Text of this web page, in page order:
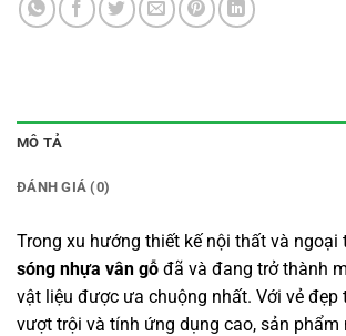
MÔ TẢ
ĐÁNH GIÁ (0)
Trong xu hướng thiết kế nội thất và ngoại
sóng nhựa vân gỗ đã và đang trở thành
vật liệu được ưa chuộng nhất. Với vẻ đẹp
vượt trội và tính ứng dụng cao, sản phẩm